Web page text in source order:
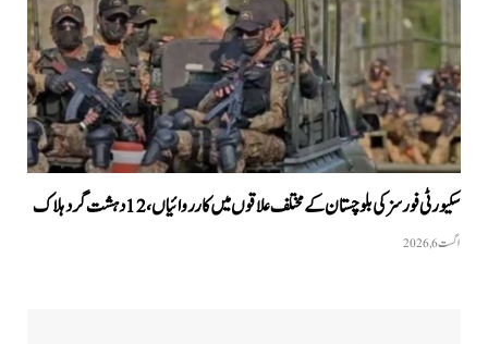
سکیورٹی فورسز کی بلوچستان کے مختلف علاقوں میں کارروائیاں ، 12 دہشت گرد ہلاک
اگست 6, 2026